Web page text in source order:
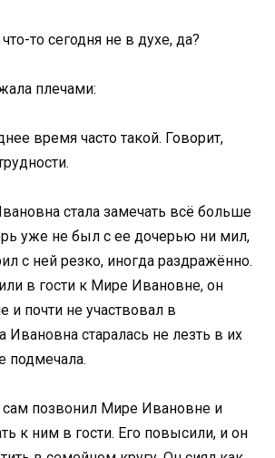
то сегодня не в духе, да?
плечами:
время часто такой. Говорит,
стала замечать всё больше
уже не был с ее дочерью ни мил,
с ней резко, иногда раздражённо.
в гости к Мире Ивановне, он
и почти не участвовал в
Ивановна старалась не лезть в их
подмечала.
позвонил Мире Ивановне и
к ним в гости. Его повысили, и он